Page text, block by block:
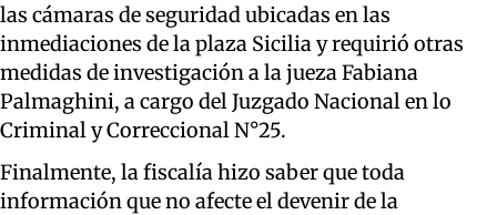
las cámaras de seguridad ubicadas en las
inmediaciones de la plaza Sicilia y requirió otras
medidas de investigación a la jueza Fabiana
Palmaghini, a cargo del Juzgado Nacional en lo
Criminal y Correccional N°25.
Finalmente, la fiscalía hizo saber que toda
información que no afecte el devenir de la